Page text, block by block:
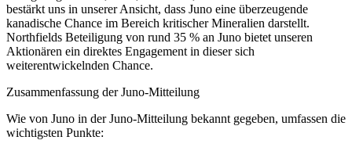
bestärkt uns in unserer Ansicht, dass Juno eine überzeugende
kanadische Chance im Bereich kritischer Mineralien darstellt.
Northfields Beteiligung von rund 35 % an Juno bietet unseren
Aktionären ein direktes Engagement in dieser sich
weiterentwickelnden Chance.
Zusammenfassung der Juno-Mitteilung
Wie von Juno in der Juno-Mitteilung bekannt gegeben, umfassen die
wichtigsten Punkte: